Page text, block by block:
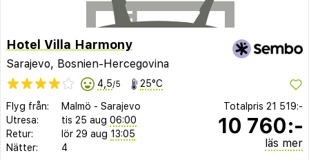
Hotel Villa Harmony
Sarajevo, Bosnien-Hercegovina
4,5/5 25°C
Flyg från: Malmö - Sarajevo
Utresa:
tis 25 aug 06:00
Retur:
lör 29 aug 13:05
Nätter:
4
Totalpris 21 519:-
10 760:-
läs mer